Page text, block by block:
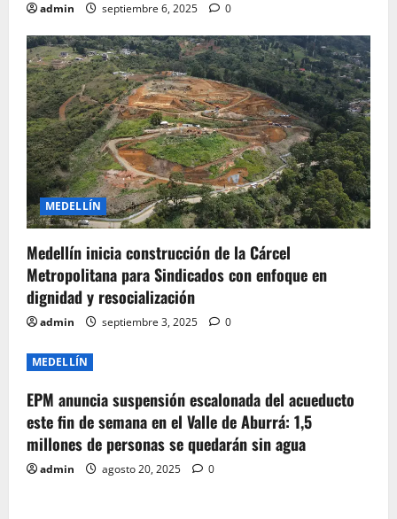
admin septiembre 6, 2025 0
MEDELLÍN
Medellín inicia construcción de la Cárcel
Metropolitana para Sindicados con enfoque en
dignidad y resocialización
admin septiembre 3, 2025 0
MEDELLÍN
EPM anuncia suspensión escalonada del acueducto
este fin de semana en el Valle de Aburrá: 1,5
millones de personas se quedarán sin agua
admin agosto 20, 2025 0